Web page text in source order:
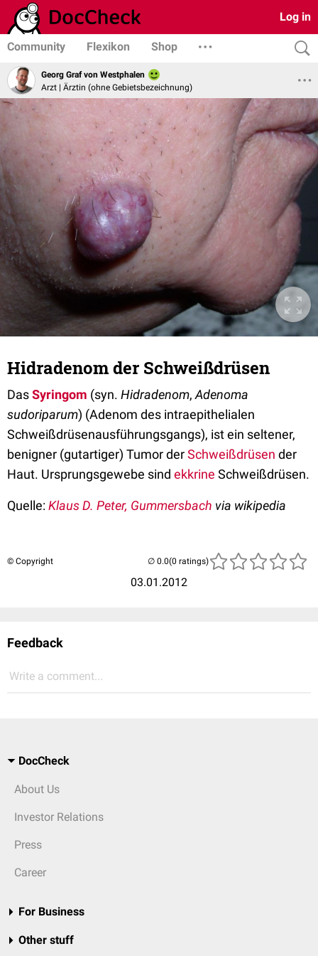
Log in
Community Flexikon Shop
Georg Graf von Westphalen
Arzt | Ärztin (ohne Gebietsbezeichnung)
Hidradenom der Schweißdrüsen
DasSyringom (syn. Hidradenom,Adenoma
sudoriparum) (Adenom des intraepithelialen
Schweißdrüsenausführungsgangs), ist ein seltener,
benigner (gutartiger) Tumor derSchweißdrüsen der
Haut. Ursprungsgewebe sind ekkrine Schweißdrüsen.
Quelle:Klaus D. Peter, Gummersbach via wikipedia
© Copyright
03.01.2012
(0 ratings)
Feedback
Write a comment...
DocCheck
About Us
Investor Relations
Press
Career
For Business
Other stuff